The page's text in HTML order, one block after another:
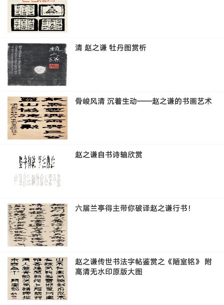
清 赵之谦 牡丹图赏析
骨峻风清 沉着生动——赵之谦的书画艺术
赵之谦自书诗轴欣赏
六届兰亭得主带你破译赵之谦行书！
赵之谦传世书法字帖鉴赏之《陋室铭》 附
高清无水印原版大图